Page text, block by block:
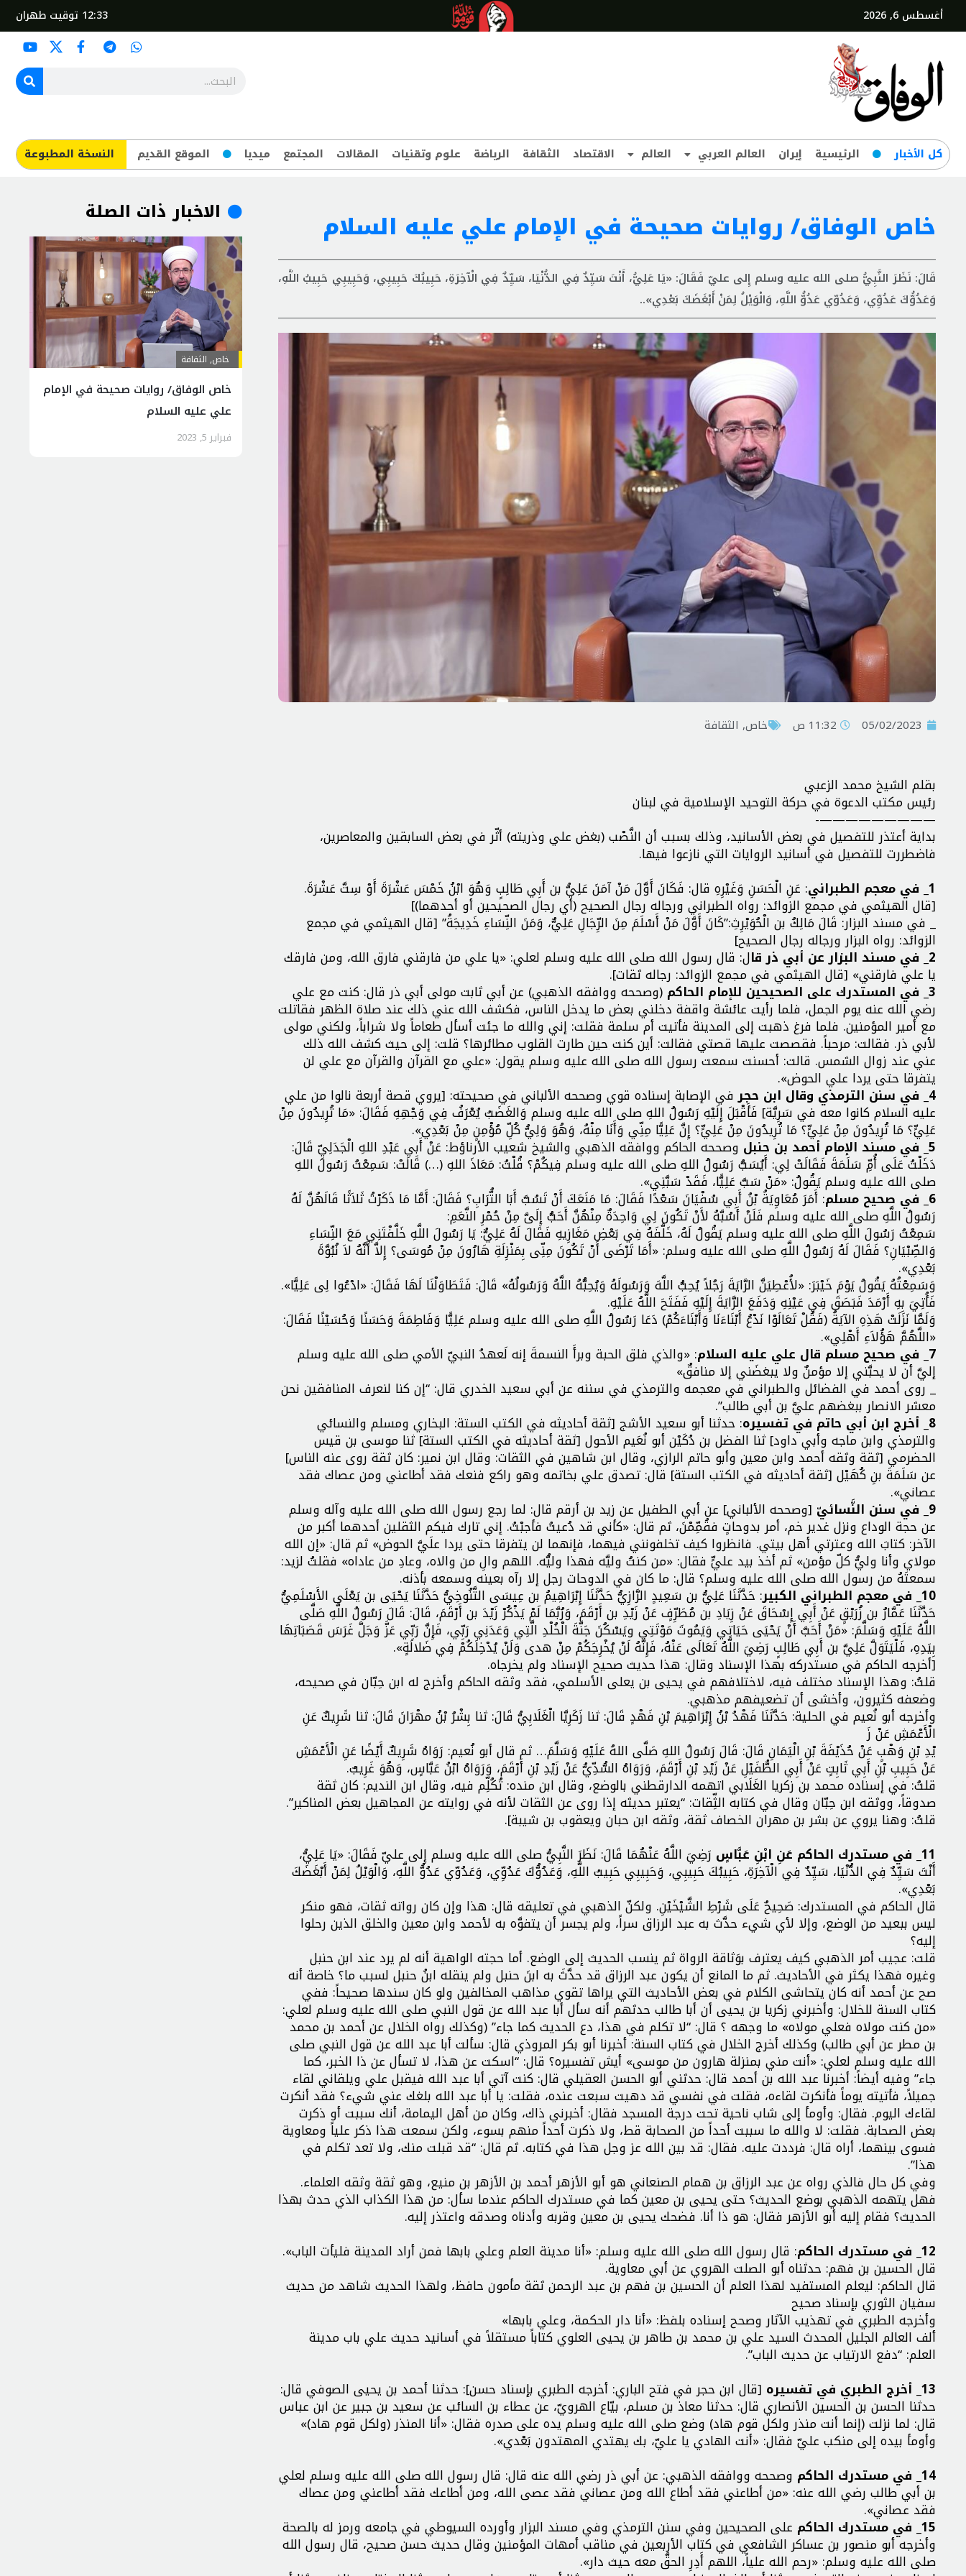
أغسطس 6, 2026 12:33 توقيت طهران
کل‌ الأخبار الرئيسية إيران العالم العربي العالم الاقتصاد الثقافة الرياضة علوم وتقنيات المقالات المجتمع ميديا الموقع القديم ​النسخة المطبوعة
خاص الوفاق/ روايات صحيحة في الإمام علي عليه السلام
قَالَ: نَظَرَ النَّبِيُّ صلى الله عليه وسلم إِلى عليّ فَقَالَ: «يَا عَلِيُّ، أَنْتَ سَيِّدٌ فِي الدُّنْيَا، سَيِّدٌ فِي الْآخِرَةِ، حَبِيبُكَ حَبِيبِي، وَحَبِيبِي حَبِيبُ اللَّهِ،
وَعَدُوُّكَ عَدُوِّي، وَعَدُوّي عَدُوُّ اللَّهِ، وَالْوَيْلُ لِمَنْ أَبْغَضَكَ بَعْدِي»..
05/02/2023 11:32 ص خاص, الثقافة
بقلم الشيخ محمد الزعبي
رئيس مكتب الدعوة في حركة التوحيد الإسلامية في لبنان
—————————-
بداية أعتذر للتفصيل في بعض الأسانيد، وذلك بسبب أن النَّصْب (بغض علي وذريته) أثّر في بعض السابقين والمعاصرين،
فاضطررت للتفصيل في أسانيد الروايات التي نازعوا فيها.
1_ في معجم الطبراني
: عَنِ الْحَسَنِ وَغَيْرِهِ قال: فَكَانَ أَوَّلَ مَنْ آمَنَ عَلِيُّ بن أَبِي طَالِبٍ وَهُوَ ابْنُ خَمْسَ عَشْرَةَ أَوْ سِتَّ عَشْرَةَ.
[قال الهيثمي في مجمع الزوائد: رواه الطبراني ورجاله رجال الصحيح (أي رجال الصحيحين أو أحدهما)]
_ في مسند البزار: قَالَ مَالِكُ بن الْحُوَيْرِثِ:”كَانَ أَوَّلَ مَنْ أَسْلَمَ مِنَ الرِّجَالِ عَلِيٌّ، وَمَنَ النِّسَاءِ خَدِيجَةُ” [قال الهيثمي في مجمع
الزوائد: رواه البزار ورجاله رجال الصحيح]
2_ في مسند البزار عن أبي ذر قا ل: قال رسول الله صلى الله عليه وسلم لعلي: «يا علي من فارقني فارق الله، ومن فارقك
يا علي فارقني» [قال الهيثمي في مجمع الزوائد: رجاله ثقات].
3_ في المستدرك على الصحيحين للإمام الحاكم (وصححه ووافقه الذهبي) عن أبي ثابت مولى أبي ذر قال: كنت مع علي
رضي الله عنه يوم الجمل، فلما رأيت عائشة واقفة دخلني بعض ما يدخل الناس، فكشف الله عني ذلك عند صلاة الظهر فقاتلت
مع أمير المؤمنين. فلما فرغ ذهبت إلى المدينة فأتيت أم سلمة فقلت: إني والله ما جئت أسأل طعاماً ولا شراباً، ولكني مولى
لأبي ذر. فقالت: مرحباً. فقصصت عليها قصتي فقالت: أين كنت حين طارت القلوب مطائرها؟ قلت: إلى حيث كشف الله ذلك
عني عند زوال الشمس. قالت: أحسنت سمعت رسول الله صلى الله عليه وسلم يقول: «علي مع القرآن والقرآن مع علي لن
يتفرقا حتى يردا علي الحوض».
4_ في سنن الترمذي وقال ابن حجر في الإصابة إسناده قوي وصححه الألباني في صحيحته: [يروي قصة أربعة نالوا من علي
عليه السلام كانوا معه في سَرِيَّة] فَأَقْبَلَ إِلَيْهِ رَسُولُ اللهِ صلى الله عليه وسلم وَالغَضَبُ يُعْرَفُ فِي وَجْهِهِ فَقَالَ: «مَا تُرِيدُونَ مِنْ
عَلِيٍّ؟ مَا تُرِيدُونَ مِنْ عَلِيٍّ؟ مَا تُرِيدُونَ مِنْ عَلِيٍّ؟ إِنَّ عَلِيًّا مِنِّي وَأَنَا مِنْهُ، وَهُوَ وَلِيُّ كُلِّ مُؤْمِنٍ مِنْ بَعْدِي».
5_ في مسند الإمام أحمد بن حنبل وصححه الحاكم ووافقه الذهبي والشيخ شعيب الأرناؤط: عَنْ أَبِي عَبْدِ اللهِ الْجَدَلِيِّ قَالَ:
دَخَلْتُ عَلَى أُمِّ سَلَمَةَ فَقَالَتْ لِي: أَيُسَبُّ رَسُولُ اللهِ صلى الله عليه وسلم فِيكُمْ؟ قُلْتُ: مَعَاذَ اللهِ (…) قَالَتْ: سَمِعْتُ رَسُولَ اللهِ
صلى الله عليه وسلم يَقُولُ: «مَنْ سَبَّ عَلِيًّا، فَقَدْ سَبَّنِي».
6_ في صحيح مسلم : أَمَرَ مُعَاوِيَةُ بْنُ أَبِي سُفْيَانَ سَعْدًا فَقَالَ: مَا مَنَعَكَ أَنْ تَسُبَّ أَبَا التُّرَابِ؟ فَقَالَ: أَمَّا مَا ذَكَرْتُ ثَلاَثًا قَالَهُنَّ لَهُ
رَسُولُ اللَّهِ صلى الله عليه وسلم فَلَنْ أَسُبَّهُ لأَنْ تَكُونَ لِي وَاحِدَةٌ مِنْهُنَّ أَحَبُّ إِلَىَّ مِنْ حُمْرِ النَّعَمِ:
سَمِعْتُ رَسُولَ اللَّهِ صلى الله عليه وسلم يَقُولُ لَهُ، خَلَّفَهُ فِي بَعْضِ مَغَازِيهِ فَقَالَ لَهُ عَلِيٌّ: يَا رَسُولَ اللَّهِ خَلَّفْتَنِي مَعَ النِّسَاءِ
وَالصِّبْيَانِ؟ فَقَالَ لَهُ رَسُولُ اللَّهِ صلى الله عليه وسلم: «أَمَا تَرْضَى أَنْ تَكُونَ مِنِّى بِمَنْزِلَةِ هَارُونَ مِنْ مُوسَى؟ إِلاَّ أَنَّهُ لاَ نُبُوَّةَ
بَعْدِي».
وَسَمِعْتُهُ يَقُولُ يَوْمَ خَيْبَرَ: «لأُعْطِيَنَّ الرَّايَةَ رَجُلاً يُحِبُّ اللَّهَ وَرَسُولَهُ وَيُحِبُّهُ اللَّهُ وَرَسُولُهُ» قَالَ: فَتَطَاوَلْنَا لَهَا فَقَالَ: «ادْعُوا لِى عَلِيًّا».
فَأُتِيَ بِهِ أَرْمَدَ فَبَصَقَ فِي عَيْنِهِ وَدَفَعَ الرَّايَةَ إِلَيْهِ فَفَتَحَ اللَّهُ عَلَيْهِ.
وَلَمَّا نَزَلَتْ هَذِهِ الآيَةُ (فَقُلْ تَعَالَوْا نَدْعُ أَبْنَاءَنَا وَأَبْنَاءَكُمْ) دَعَا رَسُولُ اللَّهِ صلى الله عليه وسلم عَلِيًّا وَفَاطِمَةَ وَحَسَنًا وَحُسَيْنًا فَقَالَ:
«اللَّهُمَّ هَؤُلاَءِ أَهْلِي».
7_ في صحيح مسلم قال علي عليه السلام : «والذي فلق الحبة وبرأَ النسمةَ إنه لَعهدُ النبيّ الأمي صلى الله عليه وسلم
إليَّ أن لا يحبَّني إلا مؤمنٌ ولا يبغضَني إلا منافقٌ»
_ روى أحمد في الفضائل والطبراني في معجمه والترمذي في سننه عن أبي سعيد الخدري قال: “إن كنا لنعرف المنافقين نحن
معشر الانصار ببغضهم عليَّ بن أبي طالب”.
8_ أخرج ابن أبي حاتم في تفسيره : حدثنا أبو سعيد الأشج [ثقة أحاديثه في الكتب الستة: البخاري ومسلم والنسائي
والترمذي وابن ماجه وأبي داود] ثنا الفضل بن دُكَيْن أبو نُعَيم الأحول [ثقة أحاديثه في الكتب الستة] ثنا موسى بن قيس
الحضرمي [ثقة وثقه أحمد وابن معين وأبو حاتم الرازي، وقال ابن شاهين في الثقات: وقال ابن نمير: كان ثقة روى عنه الناس]
عن سَلَمَةَ بنِ كُهَيْل [ثقة أحاديثه في الكتب الستة] قال: تصدق علي بخاتمه وهو راكع فنعك فقد أطاعني ومن عصاك فقد
عصاني».
9_ في سنن النَّسائيّ [وصححه الألباني] عن أبي الطفيل عن زيد بن أرقم قال: لما رجع رسول الله صلى الله عليه وآله وسلم
عن حجة الوداع ونزل غدير خم، أمر بدوحاتٍ فقُمِّمْنَ، ثم قال: «كأني قد دُعيتُ فأجبْتُ. إني تارك فيكم الثقلين أحدهما أكبر من
الآخر: كتابَ الله وعترتي أهل بيتي. فانظروا كيف تخلفونني فيهما، فإنهما لن يتفرقا حتى يردا علَيَّ الحوض» ثم قال: «إن الله
مولاي وأنا وليُّ كلّ مؤمن» ثم أخذ بيد عليٍّ فقال: «من كنتُ وليَّه فهذا وليُّه. اللهم والِ من والاه، وعادِ من عاداه» فقلتُ لزيد:
سمعتَهُ من رسول الله صلى الله عليه وسلم؟ قال: ما كان في الدوحات رجل إلا رآه بعينه وسمعه بأذنه.
10_ في معجم الطبراني الكبير : حَدَّثَنَا عَلِيُّ بن سَعِيدٍ الرَّازِيُّ حَدَّثَنَا إِبْرَاهِيمُ بن عِيسَى التَّنُوخِيُّ حَدَّثَنَا يَحْيَى بن يَعْلَى الأَسْلَمِيُّ
حَدَّثَنَا عَمَّارُ بن زُرَيْقٍ عَنْ أَبِي إِسْحَاقَ عَنْ زِيَادِ بن مُطَرِّفٍ عَنْ زَيْدِ بن أَرْقَمَ، وَرُبَّمَا لَمْ يَذْكُرْ زَيْدَ بن أَرْقَمَ، قَالَ: قَالَ رَسُولُ اللَّهِ صَلَّى
اللَّهُ عَلَيْهِ وَسَلَّمَ: «مَنْ أَحَبَّ أَنْ يَحْيَى حَيَاتِي وَيَمُوتَ مَوْتَتِي ويَسْكُنَ جَنَّةَ الْخُلْدِ الَّتِي وَعَدَنِي رَبِّي، فَإِنَّ رَبِّي عَزَّ وَجَلَّ غَرَسَ قَصَبَاتِهَا
بِيَدِهِ، فَلْيَتَوَلَّ عَلِيَّ بن أَبِي طَالِبٍ رَضِيَ اللَّهُ تَعَالَى عَنْهُ، فَإِنَّهُ لَنْ يُخْرِجَكُمْ مِنْ هدى وَلَنْ يُدْخِلَكُمْ فِي ضَلالَةٍ».
[أخرجه الحاكم في مستدركه بهذا الإسناد وقال: هذا حديث صحيح الإسناد ولم يخرجاه.
قلتُ: وهذا الإسناد مختلف فيه، لاختلافهم في يحيى بن يعلى الأسلمي، فقد وثقه الحاكم وأخرج له ابن حِبّان في صحيحه،
وضعفه كثيرون، وأخشى أن تضعيفهم مذهبي.
وأخرجه أبو نُعيم في الحلية: حَدَّثَنَا فَهْدُ بْنُ إِبْرَاهِيمَ بْنِ فَهْدٍ قَالَ: ثنا زَكَرِيَّا الْغَلَابِيُّ قَالَ: ثنا بِشْرُ بْنُ مهْرَانَ قَالَ: ثنا شَرِيكٌ عَنِ
الْأَعْمَشِ عَنْ زَ
يْدِ بْنِ وَهْبٍ عَنْ حُذَيْفَةَ بْنِ الْيَمَانِ قَالَ: قَالَ رَسُولُ اللهِ صَلَّى اللهُ عَلَيْهِ وَسَلَّمَ… ثم قال أبو نُعيم: رَوَاهُ شَرِيكٌ أَيْضًا عَنِ الْأَعْمَشِ
عَنْ حَبِيبِ بْنِ أَبِي ثَابِتٍ عَنْ أَبِي الطُّفَيْلِ عَنْ زَيْدِ بْنِ أَرْقَمَ، وَرَوَاهُ السُّدِّيُّ عَنْ زَيْدِ بْنِ أَرْقَمَ، وَرَوَاهُ ابْنُ عَبَّاسٍ، وَهُوَ غَرِيبٌ.
قلتُ: في إسناده محمد بن زكريا الغَلَابي اتهمه الدارقطني بالوضع، وقال ابن منده: تُكُلِّم فيه، وقال ابن النديم: كان ثقة
صدوقاً، ووثقه ابن حِبّان وقال في كتابه الثِّقات: “يعتبر حديثه إذا روى عن الثقات لأنه في روايته عن المجاهيل بعض المناكير”.
قلتُ: وهنا يروي عن بشر بن مهران الخصاف ثقة، وثقه ابن حبان ويعقوب بن شيبة].
11_ في مستدرك الحاكم عَنِ ابْنِ عَبَّاسٍ
رَضِيَ اللَّهُ عَنْهُمَا قَالَ: نَظَرَ النَّبِيُّ صلى الله عليه وسلم إِلى عليّ فَقَالَ: «يَا عَلِيُّ،
أَنْتَ سَيِّدٌ فِي الدُّنْيَا، سَيِّدٌ فِي الْآخِرَةِ، حَبِيبُكَ حَبِيبِي، وَحَبِيبِي حَبِيبُ اللَّهِ، وَعَدُوُّكَ عَدُوِّي، وَعَدُوّي عَدُوُّ اللَّهِ، وَالْوَيْلُ لِمَنْ أَبْغَضَكَ
بَعْدِي».
قال الحاكم في المستدرك: صَحِيحٌ عَلَى شَرْطِ الشَّيْخَيْنِ. ولكنّ الذهبي في تعليقه قال: هذا وإن كان رواته ثقات، فهو منكر
ليس ببعيد من الوضع، وإلا لأي شيء حدَّث به عبد الرزاق سراً، ولم يجسر أن يتفوَّه به لأحمد وابن معين والخلق الذين رحلوا
إليه؟
قلت: عجيب أمر الذهبي كيف يعترف بوَثاقة الرواة ثم ينسب الحديث إلى الوضع. أما حجته الواهية أنه لم يرد عند ابن حنبل
وغيره فهذا يكثر في الأحاديث. ثم ما المانع أن يكون عبد الرزاق قد حدَّثَ به ابنَ حنبل ولم ينقله ابنُ حنبل لسبب ما؟ خاصة أنه
صح عن أحمد أنه كان يتحاشى الكلام في بعض الأحاديث التي يراها تقوي مذاهب المخالفين ولو كان سندها صحيحاً: ففي
كتاب السنة للخلال: وأخبرني زكريا بن يحيى أن أبا طالب حدثهم أنه سأل أبا عبد الله عن قول النبي صلى الله عليه وسلم لعلي:
«من كنت مولاه فعلي مولاه» ما وجهه ؟ قال: “لا تكلم في هذا، دع الحديث كما جاء” (وكذلك رواه الخلال عن أحمد بن محمد
بن مطر عن أبي طالب) وكذلك أخرج الخلال في كتاب السنة: أخبرنا أبو بكر المروذي قال: سألت أبا عبد الله عن قول النبي صلى
الله عليه وسلم لعلي: «أنت مني بمنزلة هارون من موسى» أيش تفسيره؟ قال: “اسكت عن هذا، لا تسأل عن ذا الخبر، كما
جاء” وفيه أيضاً: أخبرنا عبد الله بن أحمد قال: حدثني أبو الحسن العقيلي قال: كنت آتي أبا عبد الله فيقبل علي ويلقاني لقاء
جميلاً، فأتيته يوماً فأنكرت لقاءه، فقلت في نفسي قد دهيت سبعت عنده، فقلت: يا أبا عبد الله بلغك عني شيء؟ فقد أنكرت
لقاءك اليوم. فقال: وأومأ إلى شاب ناحية تحت درجة المسجد فقال: أخبرني ذاك، وكان من أهل اليمامة، أنك سببت أو ذكرت
بعض الصحابة. فقلت: لا والله ما سببت أحداً من الصحابة قط، ولا ذكرت أحداً منهم بسوء، ولكن سمعت هذا ذكر علياً ومعاوية
فسوى بينهما، أراه قال: فرددت عليه. فقال: قد بين الله عز وجل هذا في كتابه. ثم قال: “قد قبلت منك، ولا تعد تكلم في
هذا”.
وفي كل حال فالذي رواه عن عبد الرزاق بن همام الصنعاني هو أبو الأزهر أحمد بن الأزهر بن منيع، وهو ثقة وثقه العلماء.
فهل يتهمه الذهبي بوضع الحديث؟ حتى يحيى بن معين كما في مستدرك الحاكم عندما سأل: من هذا الكذاب الذي حدث بهذا
الحديث؟ فقام إليه أبو الأزهر فقال: هو ذا أنا. فضحك يحيى بن معين وقربه وأدناه وصدقه واعتذر إليه.
12_ في مستدرك الحاكم
: قال رسول الله صلى الله عليه وسلم: «أنا مدينة العلم وعلي بابها فمن أراد المدينة فليأت الباب».
قال الحسين بن فهم: حدثناه أبو الصلت الهروي عن أبي معاوية.
قال الحاكم: ليعلم المستفيد لهذا العلم أن الحسين بن فهم بن عبد الرحمن ثقة مأمون حافظ، ولهذا الحديث شاهد من حديث
سفيان الثوري بإسناد صحيح
وأخرجه الطبري في تهذيب الآثار وصحح إسناده بلفظ: «أنا دار الحكمة، وعلي بابها»
ألف العالم الجليل المحدث السيد علي بن محمد بن طاهر بن يحيى العلوي كتاباً مستقلاً في أسانيد حديث علي باب مدينة
العلم: “دفع الارتياب عن حديث الباب”.
13_ أخرج الطبري في تفسيره
[قال ابن حجر في فتح الباري: أخرجه الطبري بإسناد حسن]: حدثنا أحمد بن يحيى الصوفي قال:
حدثنا الحسن بن الحسين الأنصاري قال: حدثنا معاذ بن مسلم، بيّاع الهرويّ، عن عطاء بن السائب عن سعيد بن جبير عن ابن عباس
قال: لما نزلت (إنما أنت منذر ولكل قوم هاد) وضع صلى الله عليه وسلم يده على صدره فقال: «أنا المنذر (ولكل قوم هاد)»
وأومأ بيده إلى منكب عليّ فقال: «أنت الهادي يا عليّ، بك يهتدي المهتدون بَعْدي».
14_ في مستدرك الحاكم
وصححه ووافقه الذهبي: عن أبي ذر رضي الله عنه قال: قال رسول الله صلى الله عليه وسلم لعلي
بن أبي طالب رضي الله عنه: «من أطاعني فقد أطاع الله ومن عصاني فقد عصى الله، ومن أطاعك فقد أطاعني ومن عصاك
فقد عصاني».
15_ في مستدرك الحاكم على الصحيحين وفي سنن الترمذي وفي مسند البزار وأورده السيوطي في جامعه ورمز له بالصحة
وأخرجه أبو منصور بن عساكر الشافعي في كتاب الأربعين في مناقب أمهات المؤمنين وقال حديث حسن صحيح، قال رسول الله
صلى الله عليه وسلم: «رحم الله علياً، اللهم أَدِرِ الحقَّ معه حيث دار».
الاخبار ذات الصلة
خاص, الثقافة
خاص الوفاق/ روايات صحيحة في الإمام
علي عليه السلام
فبراير 5, 2023